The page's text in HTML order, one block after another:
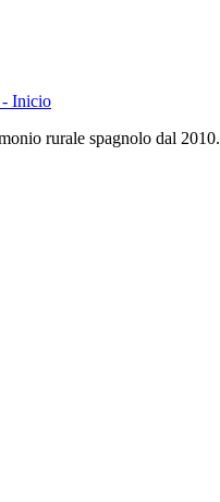
- Inicio
rurale spagnolo dal 2010.